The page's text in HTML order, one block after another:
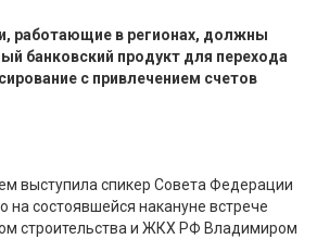
работающие в регионах, должны
банковский продукт для перехода
с привлечением счетов
выступила спикер Совета Федерации
на состоявшейся накануне встрече
строительства и ЖКХ РФ Владимиром